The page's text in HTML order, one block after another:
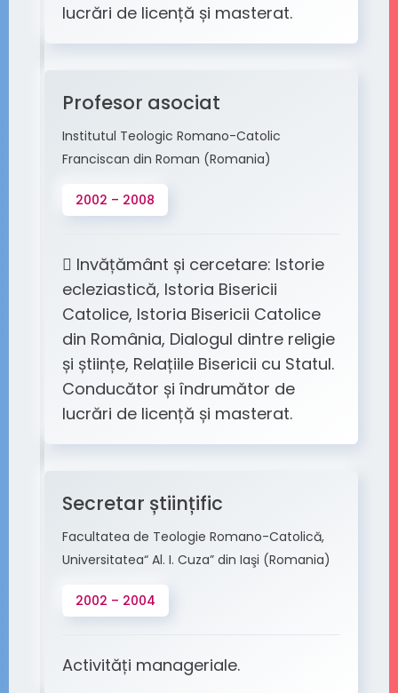
lucrări de licență și masterat.
Profesor asociat
Institutul Teologic Romano-Catolic
Franciscan din Roman (Romania)
2002 – 2008
 Invățământ și cercetare: Istorie
ecleziastică, Istoria Bisericii
Catolice, Istoria Bisericii Catolice
din România, Dialogul dintre religie
și științe, Relațiile Bisericii cu Statul.
Conducător și îndrumător de
lucrări de licență și masterat.
Secretar științific
Facultatea de Teologie Romano-Catolică,
Universitatea“ Al. I. Cuza” din Iaşi (Romania)
2002 – 2004
Activități manageriale.